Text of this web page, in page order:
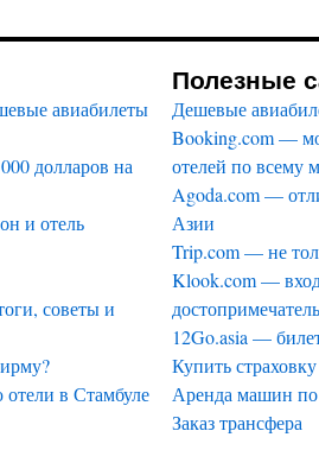
авиабилеты
долларов на
и отель
советы и
отели в Стамбуле
Полезные
Дешевые
Booking.com —
отелей по всему
Agoda.com —
Азии
Trip.com — не
Klook.com —
12Go.asia —
Купить
Аренда машин
Заказ трансфера